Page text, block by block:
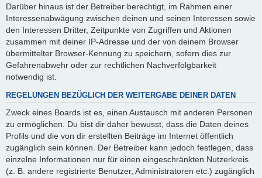
Darüber hinaus ist der Betreiber berechtigt, im Rahmen einer
Interessenabwägung zwischen deinen und seinen Interessen sowie
den Interessen Dritter, Zeitpunkte von Zugriffen und Aktionen
zusammen mit deiner IP-Adresse und der von deinem Browser
übermittelter Browser-Kennung zu speichern, sofern dies zur
Gefahrenabwehr oder zur rechtlichen Nachverfolgbarkeit
notwendig ist.
REGELUNGEN BEZÜGLICH DER WEITERGABE DEINER DATEN
Zweck eines Boards ist es, einen Austausch mit anderen Personen
zu ermöglichen. Du bist dir daher bewusst, dass die Daten deines
Profils und die von dir erstellten Beiträge im Internet öffentlich
zugänglich sein können. Der Betreiber kann jedoch festlegen, dass
einzelne Informationen nur für einen eingeschränkten Nutzerkreis
(z. B. andere registrierte Benutzer, Administratoren etc.) zugänglich